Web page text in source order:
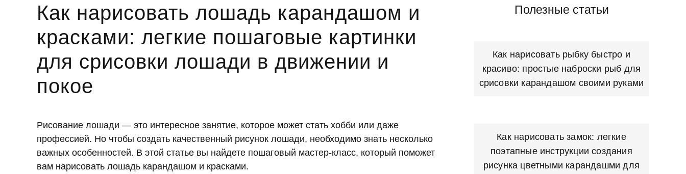
Как нарисовать лошадь карандашом и
красками: легкие пошаговые картинки
для срисовки лошади в движении и
покое
Рисование лошади — это интересное занятие, которое может стать хобби или даже
профессией. Но чтобы создать качественный рисунок лошади, необходимо знать несколько
важных особенностей. В этой статье вы найдете пошаговый мастер-класс, который поможет
вам нарисовать лошадь карандашом и красками.
Полезные статьи
Как нарисовать рыбку быстро и
красиво: простые наброски рыб для
срисовки карандашом своими руками
Как нарисовать замок: легкие
поэтапные инструкции создания
рисунка цветными карандашми для